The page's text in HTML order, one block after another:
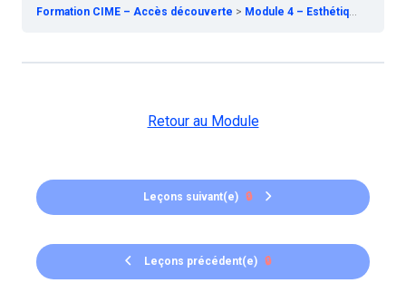
Formation CIME – Accès découverte Module 4 – Esthétique des Cheveux – Accès découverte
Leçons précédent(e) 🔒
Retour au Module
Leçons suivant(e) 🔒